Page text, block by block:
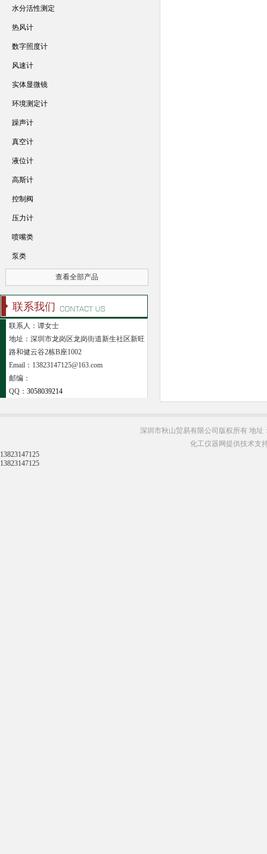
水分活性测定
热风计
数字照度计
风速计
实体显微镜
环境测定计
躁声计
真空计
液位计
高斯计
控制阀
压力计
喷嘴类
泵类
查看全部产品
联系我们
联系人：谭女士
地址：深圳市龙岗区龙岗街道新生社区新旺
路和健云谷2栋B座1002
Email：13823147125@163.com
邮编：
QQ： 3058039214
深圳市秋山贸易有限公司版权所有 地址
化工仪器网提供技术支
13823147125
13823147125